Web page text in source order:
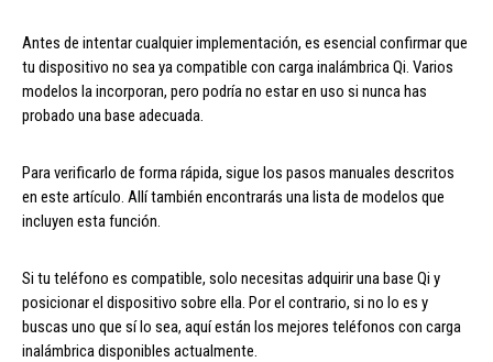
Antes de intentar cualquier implementación, es esencial confirmar que
tu dispositivo no sea ya compatible con carga inalámbrica Qi. Varios
modelos la incorporan, pero podría no estar en uso si nunca has
probado una base adecuada.
Para verificarlo de forma rápida, sigue los pasos manuales descritos
en este artículo. Allí también encontrarás una lista de modelos que
incluyen esta función.
Si tu teléfono es compatible, solo necesitas adquirir una base Qi y
posicionar el dispositivo sobre ella. Por el contrario, si no lo es y
buscas uno que sí lo sea, aquí están los mejores teléfonos con carga
inalámbrica disponibles actualmente.